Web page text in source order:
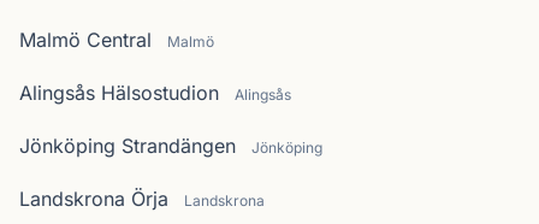
Malmö Central Malmö
Alingsås Hälsostudion Alingsås
Jönköping Strandängen Jönköping
Landskrona Örja Landskrona